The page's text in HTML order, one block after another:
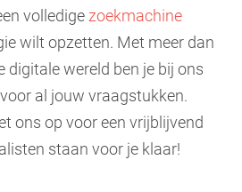
volledige zoekmachine
wilt opzetten. Met meer dan
digitale wereld ben je bij ons
al jouw vraagstukken.
ons op voor een vrijblijvend
staan voor je klaar!